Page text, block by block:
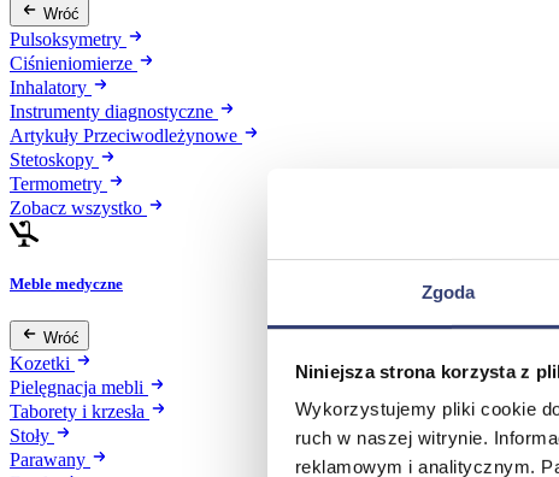
Zgoda
Niniejsza strona korzysta z
Wykorzystujemy pliki cookie
ruch w naszej witrynie.
reklamowym i analitycznym.
Wróć
Pulsoksymetry
Ciśnieniomierze
Inhalatory
Instrumenty diagnostyczne
Artykuły Przeciwodleżynowe
Stetoskopy
Termometry
Zobacz wszystko
Meble medyczne
Wróć
Kozetki
Pielęgnacja mebli
Taborety i krzesła
Stoły
Parawany